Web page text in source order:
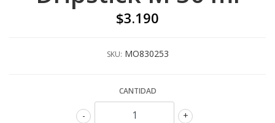
$3.190
SKU: MO830253
CANTIDAD
+
-